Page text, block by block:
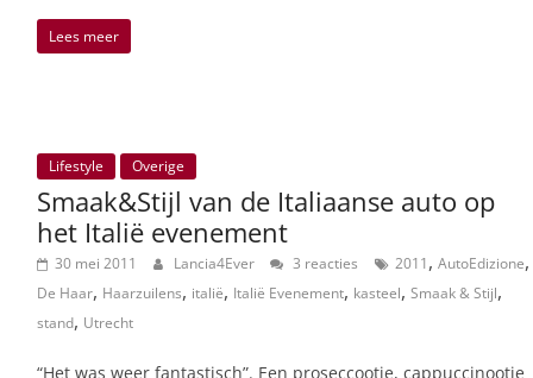
Lees meer
Lifestyle Overige
Smaak&Stijl van de Italiaanse auto op
het Italië evenement
30 mei 2011 Lancia4Ever 3 reacties 2011, AutoEdizione,
De Haar, Haarzuilens, italië, Italië Evenement, kasteel, Smaak & Stijl,
stand, Utrecht
“Het was weer fantastisch”. Een proseccootje, cappuccinootje